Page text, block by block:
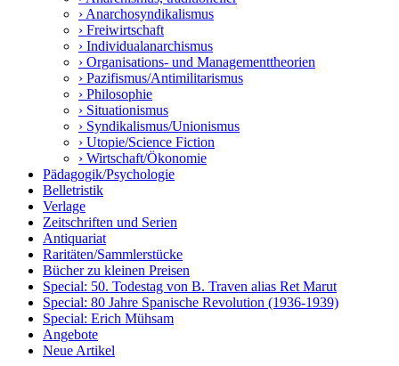
› Anarchosyndikalismus
› Freiwirtschaft
› Individualanarchismus
› Organisations- und Managementtheorien
› Pazifismus/Antimilitarismus
› Philosophie
› Situationismus
› Syndikalismus/Unionismus
› Utopie/Science Fiction
› Wirtschaft/Ökonomie
Pädagogik/Psychologie
Belletristik
Verlage
Zeitschriften und Serien
Antiquariat
Raritäten/Sammlerstücke
Bücher zu kleinen Preisen
Special: 50. Todestag von B. Traven alias Ret Marut
Special: 80 Jahre Spanische Revolution (1936-1939)
Special: Erich Mühsam
Angebote
Neue Artikel